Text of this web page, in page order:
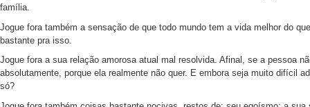
família.
Jogue fora também a sensação de que todo mundo tem a vida melhor do
bastante pra isso.
Jogue fora a sua relação amorosa atual mal resolvida. Afinal, se a pessoa
absolutamente, porque ela realmente não quer. E embora seja muito difícil
só?